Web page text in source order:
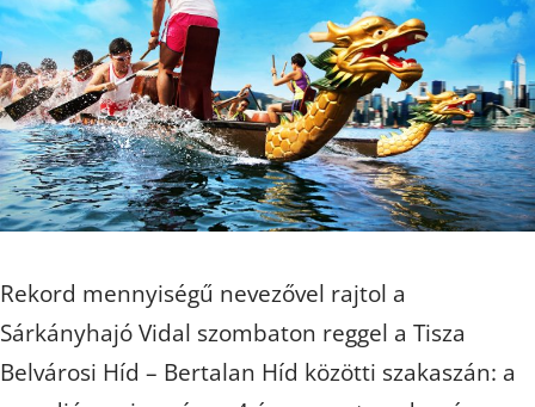
Rekord mennyiségű nevezővel rajtol a
Sárkányhajó Vidal szombaton reggel a Tisza
Belvárosi Híd – Bertalan Híd közötti szakaszán: a